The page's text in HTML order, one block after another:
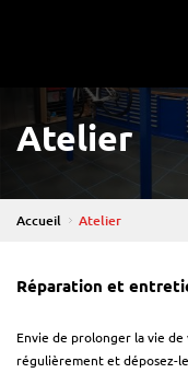
Atelier
Accueil Atelier
Réparation et
Envie de prolonger la vie
régulièrement et déposez-